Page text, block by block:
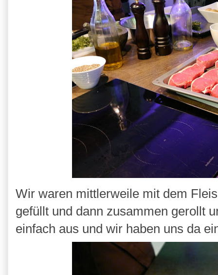
Wir waren mittlerweile mit dem
gefüllt und dann zusammen gerollt
einfach aus und wir haben uns da